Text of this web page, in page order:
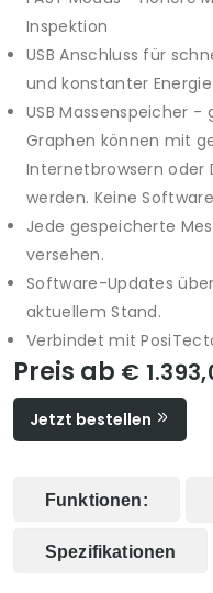
Inspektion
USB Anschluss für
und konstanter
USB Massenspeicher
Graphen können mit
Internetbrowsern
werden. Keine
Jede gespeicherte
versehen.
Software-Updates
aktuellem Stand.
Verbindet mit
Preis ab €
Jetzt bestellen
Funktionen:
Spezifikationen